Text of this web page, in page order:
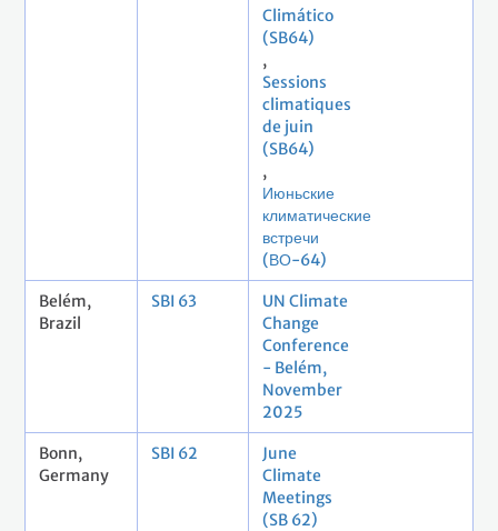
Climático
(SB64)
,
Sessions
climatiques
de juin
(SB64)
,
Июньские
климатические
встречи
(ВО-64)
Belém,
Brazil
SBI 63
UN Climate
Change
Conference
- Belém,
November
2025
Bonn,
Germany
SBI 62
June
Climate
Meetings
(SB 62)